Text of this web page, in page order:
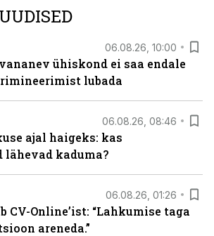
06.08.26, 10:00
ühiskond ei saa endale
lubada
06.08.26, 08:46
ajal haigeks: kas
lähevad kaduma?
06.08.26, 01:26
CV-Online’ist: “Lahkumise taga
areneda.”